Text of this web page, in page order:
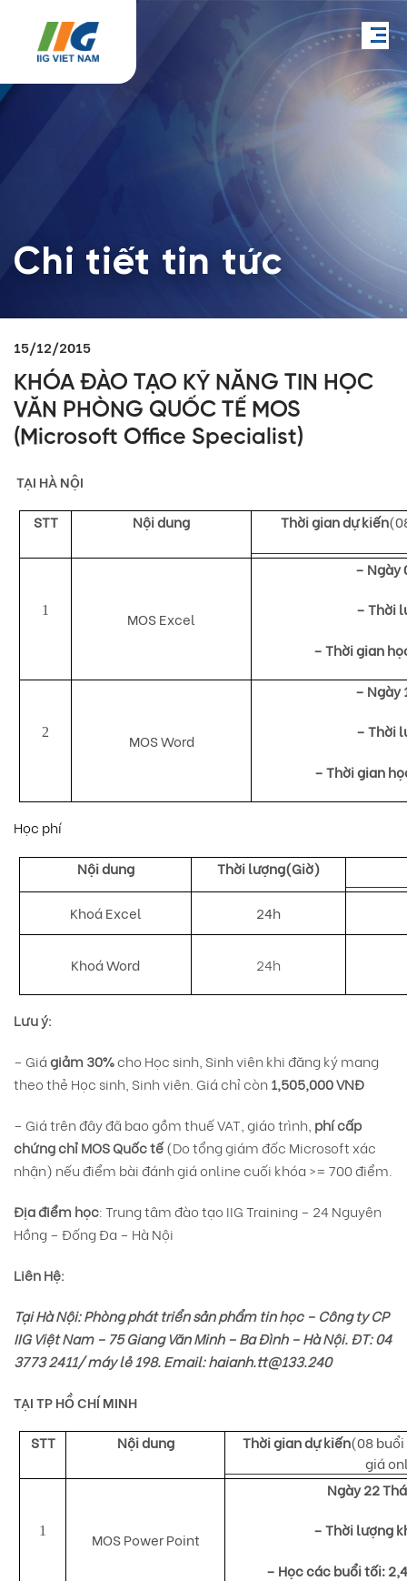
Chi tiết tin tức
15/12/2015
KHÓA ĐÀO TẠO KỸ NĂNG TIN HỌC
VĂN PHÒNG QUỐC TẾ MOS
(Microsoft Office Specialist)
TẠI HÀ NỘI
STT
Nội dung Thời gian dự kiến
1 MOS Excel
– Ngày
– Thời
– Thời gian
2 MOS Word
– Ngày
– Thời
– Thời gian
Học phí
Nội dung Thời lượng(Giờ)
Khoá Excel 24h
Khoá Word 24h
Lưu ý:
– Giágiảm 30%cho Học sinh, Sinh viên khi đăng ký mang
theo thẻ Học sinh, Sinh viên. Giá chỉ còn 1,505,000 VNĐ
– Giá trên đây đã bao gồm thuế VAT, giáo trình, phí cấp
chứng chỉ MOS Quốc tế(Do tổng giám đốc Microsoft xác
nhận) nếu điểm bài đánh giá online cuối khóa >= 700 điểm.
Địa điểm học: Trung tâm đào tạo IIG Training – 24 Nguyên
Hồng – Đống Đa – Hà Nội
Liên Hệ:
Tại Hà Nội: Phòng phát triển sản phẩm tin học – Công ty CP
IIG Việt Nam – 75 Giang Văn Minh – Ba Đình – Hà Nội. ĐT: 04
3773 2411/ máy lẻ 198. Email:haianh.tt@133.240
TẠI TP HỒ CHÍ MINH
STT
Nội dung Thời gian dự kiến(08 buổi
giá
1 MOS Power Point
Ngày 22
– Thời lượng
– Học các buổi tối: